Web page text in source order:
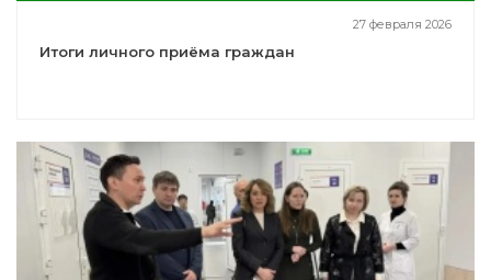
27 февраля 2026
Итоги личного приёма граждан